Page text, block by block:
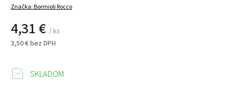
Značka:Bormioli Rocco
4,31 € / ks
3,50 € bez DPH
SKLADOM